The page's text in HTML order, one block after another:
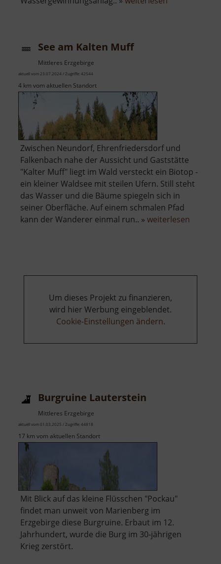
See am Kalten Muff
Mittleres Erzgebirge
aktuell vom 23.07.2024 / Zugriffe: 42544
4 km vom aktuellen Standort
Zwischen Neundorf, Ehrenfriedersdorf und
Falkenbach nahe der Aussicht und Gaststätte
"Kalter Muff" liegt im Wald versteckt ein Biotop -
ein kleiner Waldsee mit steilen Ufern. Still steht
das Wasser und die Bäume spiegeln sich in
seiner Oberfläche. Auf einem schmalen Pfad
kann der Wanderer einmal run.. » weiterlesen
Um dieses Projekt zu finanzieren,
wird hier Werbung eingeblendet.
Cookie-Einstellungen ändern.
Burgruine Lauterstein
Mittleres Erzgebirge
aktuell vom 01.03.2025 / Zugriffe: 44818
17 km vom aktuellen Standort
Mit Blick auf das kleine Flüsschen "Pockau"
findet man unweit von Marienberg im
Erzgebirge diese Burgruine. Erbaut im 12.
Jahrhundert, wurde die Burg im 30-jährigen
Krieg zerstört.